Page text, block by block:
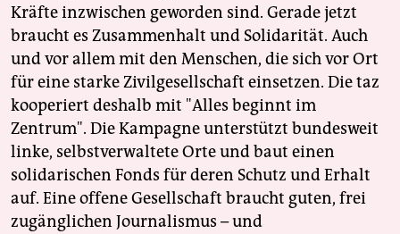
Kräfte inzwischen geworden sind. Gerade jetzt
braucht es Zusammenhalt und Solidarität. Auch
und vor allem mit den Menschen, die sich vor Ort
für eine starke Zivilgesellschaft einsetzen. Die taz
kooperiert deshalb mit "Alles beginnt im
Zentrum". Die Kampagne unterstützt bundesweit
linke, selbstverwaltete Orte und baut einen
solidarischen Fonds für deren Schutz und Erhalt
auf. Eine offene Gesellschaft braucht guten, frei
zugänglichen Journalismus – und